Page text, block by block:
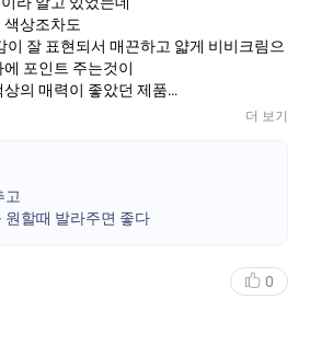
상조차도
이 잘 표현되서 매끈하고 얇게 비비크림으
포인트 주는것이
의 매력이 좋았던 제품
더 보기
고
원할때 발라주면 좋다
0